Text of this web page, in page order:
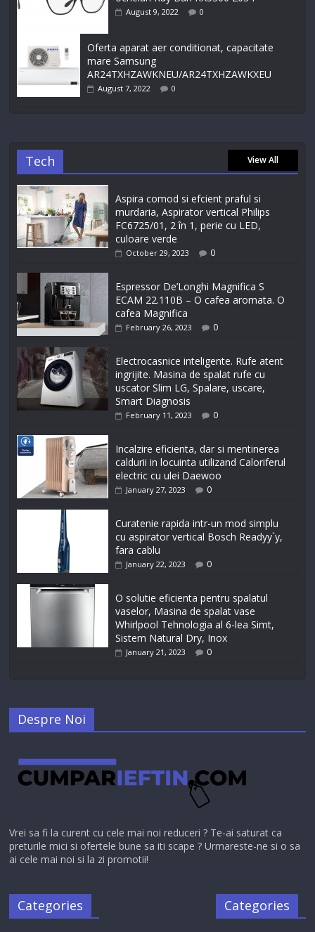
August 9, 2022 0
Oferta aparat aer conditionat, capacitate
mare Samsung
AR24TXHZAWKNEU/AR24TXHZAWKXEU
August 7, 2022 0
Tech View All
Aspira comod si efcient praful si
murdaria, Aspirator vertical Philips
FC6725/01, 2 în 1, perie cu LED,
culoare verde
October 29, 2023 0
Espressor De’Longhi Magnifica S
ECAM 22.110B – O cafea aromata. O
cafea Magnifica
February 26, 2023 0
Electrocasnice inteligente. Rufe atent
ingrijite. Masina de spalat rufe cu
uscator Slim LG, Spalare, uscare,
Smart Diagnosis
February 11, 2023 0
Incalzire eficienta, dar si mentinerea
caldurii in locuinta utilizand Caloriferul
electric cu ulei Daewoo
January 27, 2023 0
Curatenie rapida intr-un mod simplu
cu aspirator vertical Bosch Readyy`y,
fara cablu
January 22, 2023 0
O solutie eficienta pentru spalatul
vaselor, Masina de spalat vase
Whirlpool Tehnologia al 6-lea Simt,
Sistem Natural Dry, Inox
January 21, 2023 0
Despre Noi
Vrei sa fi la curent cu cele mai noi reduceri ? Te-ai saturat ca
preturile mici si ofertele bune sa iti scape ? Urmareste-ne si o sa
ai cele mai noi si la zi promotii!
Categories Categories